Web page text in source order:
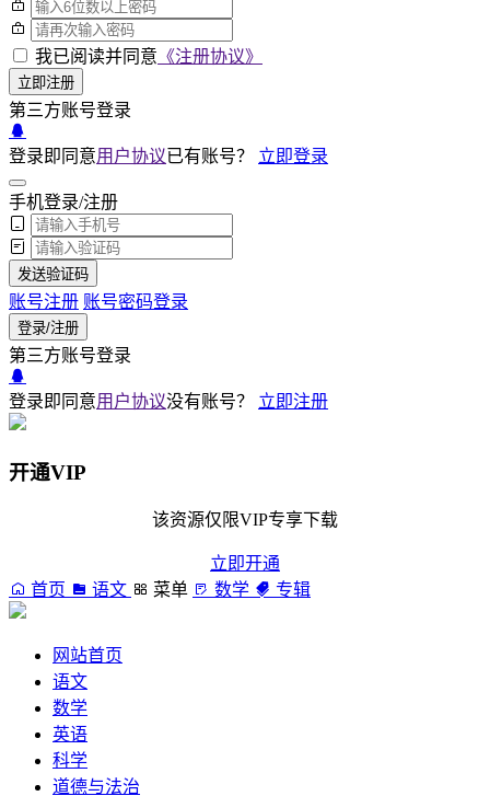
我已阅读并同意 《注册协议》
立即注册
第三方账号登录
登录即同意用户协议已有账号？ 立即登录
手机登录/注册
发送验证码
账号注册 账号密码登录
登录/注册
第三方账号登录
登录即同意用户协议没有账号？ 立即注册
开通VIP
该资源仅限VIP专享下载
立即开通
首页
语文 菜单 数学 专辑
网站首页
语文
数学
英语
科学
道德与法治